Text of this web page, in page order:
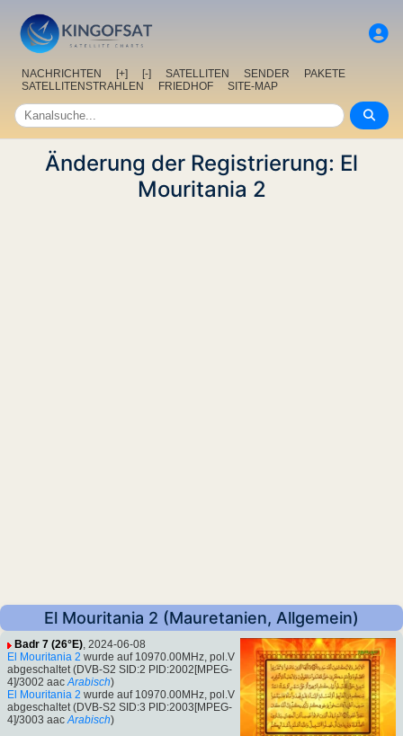
NACHRICHTEN [+] [-] SATELLITEN SENDER
PAKETE
SATELLITENSTRAHLEN
FRIEDHOF SITE-MAP
Änderung der Registrierung: El
Mouritania 2
El Mouritania 2 (Mauretanien, Allgemein)
Badr 7 (26°E), 2024-06-08
El Mouritania 2 wurde auf 10970.00MHz, pol.V
abgeschaltet (DVB-S2 SID:2 PID:2002[MPEG-
4]/3002 aac Arabisch)
El Mouritania 2 wurde auf 10970.00MHz, pol.V
abgeschaltet (DVB-S2 SID:3 PID:2003[MPEG-
4]/3003 aac Arabisch)